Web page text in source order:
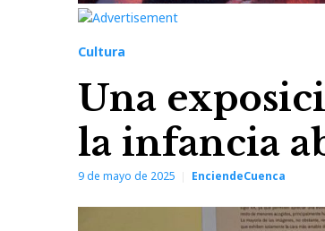
Cultura
Una
la infancia
9 de mayo de 2025 EnciendeCuenca